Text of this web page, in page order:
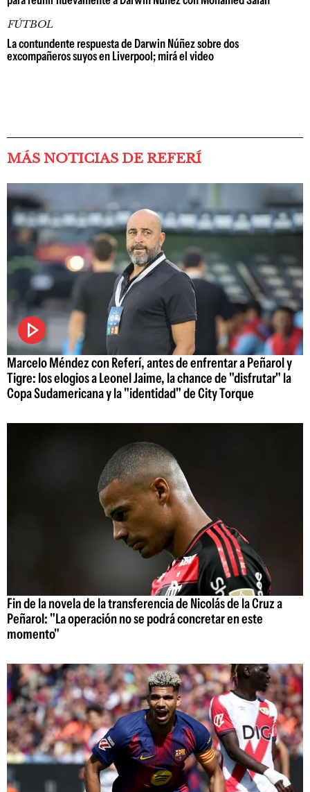
FÚTBOL
La contundente respuesta de Darwin Núñez sobre dos
excompañeros suyos en Liverpool; mirá el video
MÁS NOTICIAS DE REFERÍ
Marcelo Méndez con Referí, antes de enfrentar a Peñarol y
Tigre: los elogios a Leonel Jaime, la chance de "disfrutar" la
Copa Sudamericana y la "identidad" de City Torque
Fin de la novela de la transferencia de Nicolás de la Cruz a
Peñarol: "La operación no se podrá concretar en este
momento"